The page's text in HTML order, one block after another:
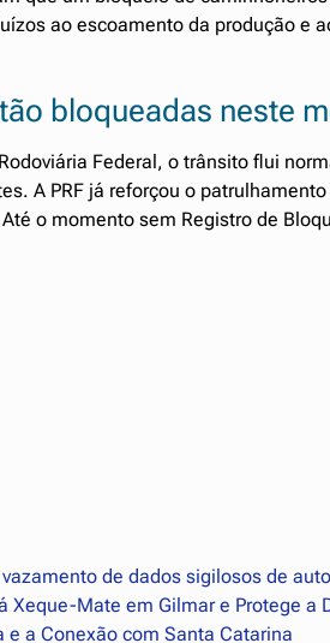
ao escoamento da produção e
bloqueadas neste
Federal, o trânsito flui
A PRF já reforçou o
o momento sem Registro de
de dados sigilosos de
Xeque-Mate em Gilmar e Protege a
e a Conexão com Santa Catarina